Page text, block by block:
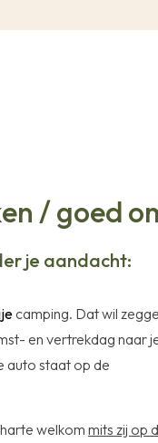
/ goed
je aandacht:
camping. Dat wil
en vertrekdag naar
auto staat op de
welkommits zij op